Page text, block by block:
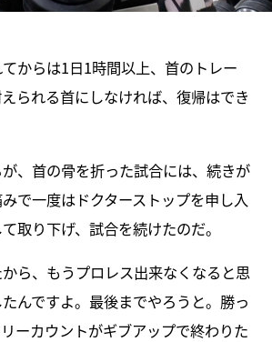
からは1日1時間以上、首のトレー
られる首にしなければ、復帰はでき
、首の骨を折った試合には、続きが
で一度はドクターストップを申し入
取り下げ、試合を続けたのだ。
から、もうプロレス出来なくなると思
んですよ。最後までやろうと。勝っ
ーカウントがギブアップで終わりた